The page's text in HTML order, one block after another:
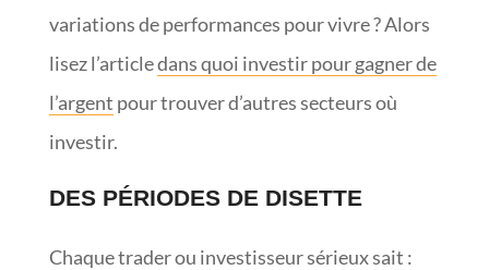
variations de performances pour vivre ? Alors
lisez l’articledans quoi investir pour gagner de
l’argent pour trouver d’autres secteurs où
investir.
DES PÉRIODES DE DISETTE
Chaque trader ou investisseur sérieux sait :